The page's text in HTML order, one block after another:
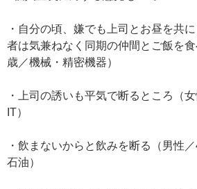
・自分の頃、嫌でも上司とお昼を共
者は気兼ねなく同期の仲間とご飯を
歳／機械・精密機器）
・上司の誘いも平気で断るところ（
IT）
・飲まないからと飲みを断る（男性
石油）